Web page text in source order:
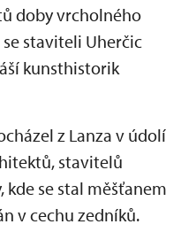
doby vrcholného
se staviteli Uherčic
kunsthistorik
z Lanza v údolí
stavitelů
kde se stal měšťanem
v cechu zedníků.